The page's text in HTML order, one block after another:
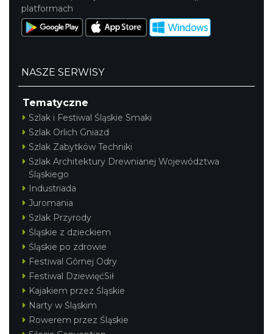
platformach
NASZE SERWISY
Tematyczne
Szlak i Festiwal Śląskie Smaki
Szlak Orlich Gniazd
Szlak Zabytków Techniki
Szlak Architektury Drewnianej Województwa
Śląskiego
Industriada
Juromania
Szlak Przyrody
Śląskie z dzieckiem
Śląskie po zdrowie
Festiwal Górnej Odry
Festiwal DziewięćSił
Kajakiem przez Śląskie
Narty w Śląskim
Rowerem przez Śląskie